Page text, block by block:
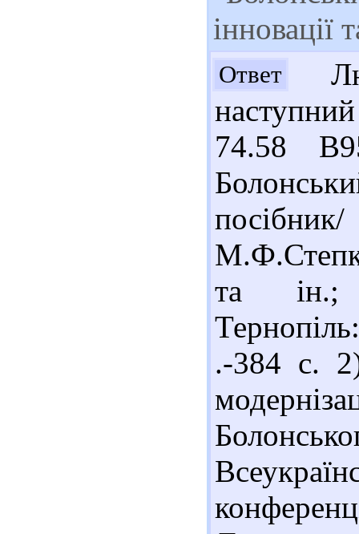
інновації
Ответ
74.58
посібник/
та ін.;
.-384 с.